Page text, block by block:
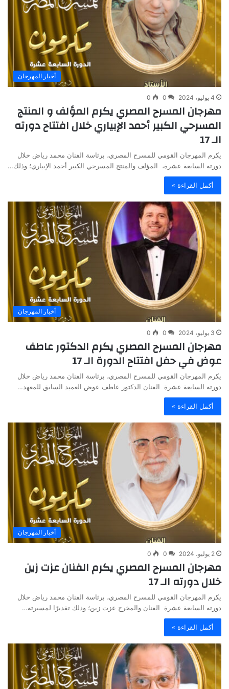
أخبار المهرجان
4 يوليو، 2024 0
0
مهرجان المسرح المصري يكرم المؤلف و المنتج
المسرحي الكبير أحمد الإبياري خلال افتتاح دورته
الـ 17
يكرم المهرجان القومي للمسرح المصري، برئاسة الفنان محمد رياض خلال
دورته السابعة عشرة، المؤلف والمنتج المسرحي الكبير أحمد الإبياري؛ وذلك…
أكمل القراءة »
أخبار المهرجان
3 يوليو، 2024 0
0
مهرجان المسرح المصري يكرم الدكتور عاطف
عوض في حفل افتتاح الدورة الـ 17
يكرم المهرجان القومي للمسرح المصري، برئاسة الفنان محمد رياض خلال
دورته السابعة عشرة الفنان الدكتور عاطف عوض العميد السابق للمعهد…
أكمل القراءة »
أخبار المهرجان
2 يوليو، 2024 0
0
مهرجان المسرح المصري يكرم الفنان عزت زين
خلال دورته الـ 17
يكرم المهرجان القومي للمسرح المصري، برئاسة الفنان محمد رياض خلال
دورته السابعة عشرة الفنان والمخرج عزت زين؛ وذلك تقديرًا لمسيرته…
أكمل القراءة »